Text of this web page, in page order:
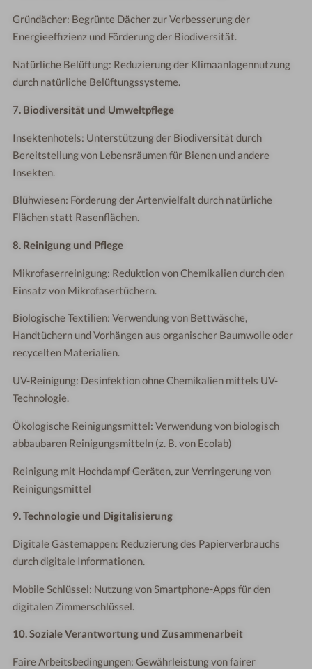
Gründächer: Begrünte Dächer zur Verbesserung der
Energieeffizienz und Förderung der Biodiversität.
Natürliche Belüftung: Reduzierung der Klimaanlagennutzung
durch natürliche Belüftungssysteme.
7. Biodiversität und Umweltpflege
Insektenhotels: Unterstützung der Biodiversität durch
Bereitstellung von Lebensräumen für Bienen und andere
Insekten.
Blühwiesen: Förderung der Artenvielfalt durch natürliche
Flächen statt Rasenflächen.
8. Reinigung und Pflege
Mikrofaserreinigung: Reduktion von Chemikalien durch den
Einsatz von Mikrofasertüchern.
Biologische Textilien: Verwendung von Bettwäsche,
Handtüchern und Vorhängen aus organischer Baumwolle oder
recycelten Materialien.
UV-Reinigung: Desinfektion ohne Chemikalien mittels UV-
Technologie.
Ökologische Reinigungsmittel: Verwendung von biologisch
abbaubaren Reinigungsmitteln (z. B. von Ecolab)
Reinigung mit Hochdampf Geräten, zur Verringerung von
Reinigungsmittel
9. Technologie und Digitalisierung
Digitale Gästemappen: Reduzierung des Papierverbrauchs
durch digitale Informationen.
Mobile Schlüssel: Nutzung von Smartphone-Apps für den
digitalen Zimmerschlüssel.
10. Soziale Verantwortung und Zusammenarbeit
Faire Arbeitsbedingungen: Gewährleistung von fairer